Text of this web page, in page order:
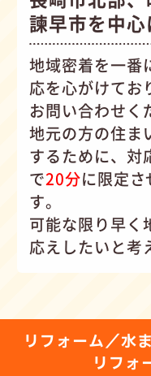
諫早市を中心
地域密着を一番
応を心がけてお
お問い合わせく
地元の方の住ま
するために、対
で20分に限定
す。
可能な限り早く
応えしたいと考
リフォーム／水
リフォ